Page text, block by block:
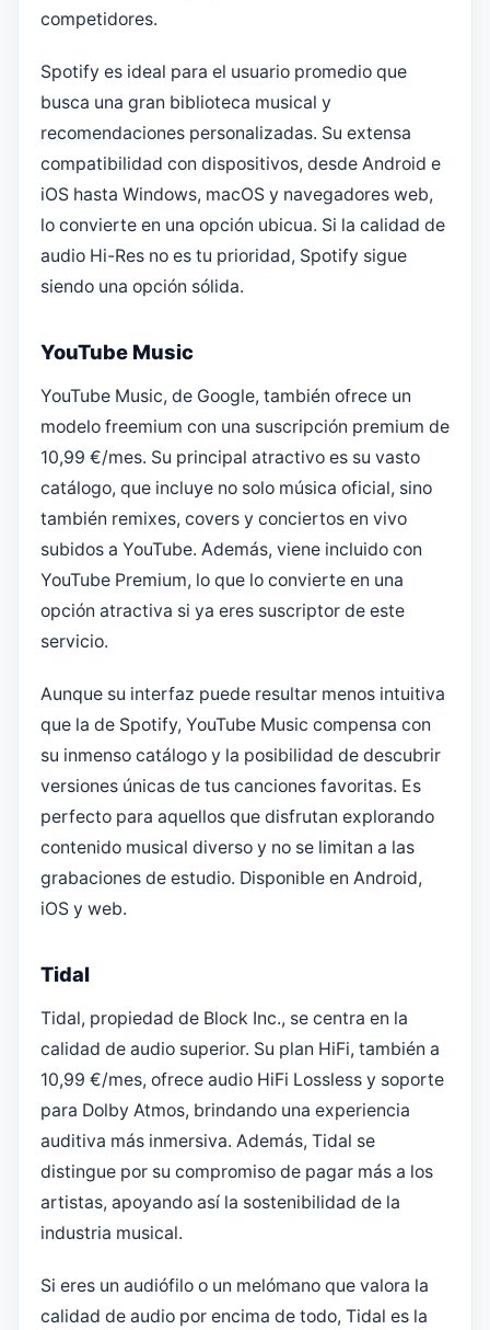
competidores.
Spotify es ideal para el usuario promedio que
busca una gran biblioteca musical y
recomendaciones personalizadas. Su extensa
compatibilidad con dispositivos, desde Android e
iOS hasta Windows, macOS y navegadores web,
lo convierte en una opción ubicua. Si la calidad de
audio Hi-Res no es tu prioridad, Spotify sigue
siendo una opción sólida.
YouTube Music
YouTube Music, de Google, también ofrece un
modelo freemium con una suscripción premium de
10,99 €/mes. Su principal atractivo es su vasto
catálogo, que incluye no solo música oficial, sino
también remixes, covers y conciertos en vivo
subidos a YouTube. Además, viene incluido con
YouTube Premium, lo que lo convierte en una
opción atractiva si ya eres suscriptor de este
servicio.
Aunque su interfaz puede resultar menos intuitiva
que la de Spotify, YouTube Music compensa con
su inmenso catálogo y la posibilidad de descubrir
versiones únicas de tus canciones favoritas. Es
perfecto para aquellos que disfrutan explorando
contenido musical diverso y no se limitan a las
grabaciones de estudio. Disponible en Android,
iOS y web.
Tidal
Tidal, propiedad de Block Inc., se centra en la
calidad de audio superior. Su plan HiFi, también a
10,99 €/mes, ofrece audio HiFi Lossless y soporte
para Dolby Atmos, brindando una experiencia
auditiva más inmersiva. Además, Tidal se
distingue por su compromiso de pagar más a los
artistas, apoyando así la sostenibilidad de la
industria musical.
Si eres un audiófilo o un melómano que valora la
calidad de audio por encima de todo, Tidal es la